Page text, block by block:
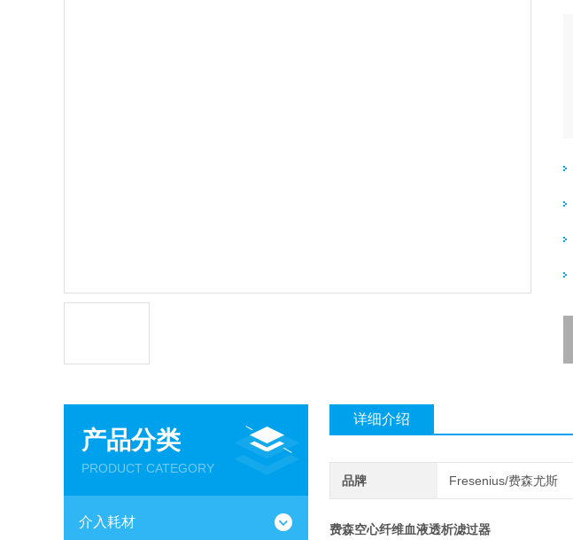
产品分类
PRODUCT CATEGORY
介入耗材
详细介绍
品牌 Fresenius/费森尤斯
费森空心纤维血液透析滤过器